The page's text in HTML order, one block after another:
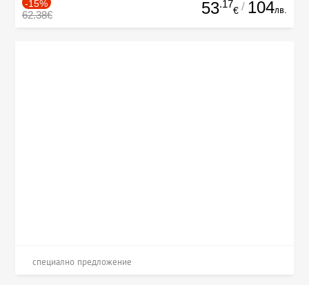
-15%
62.38€ 53.17
€ / 104лв.
специално предложение